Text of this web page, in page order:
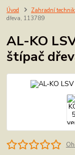
Úvod Zahradní
dřeva, 113789
AL-KO
štípač